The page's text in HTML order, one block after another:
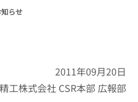
らせ
2011年09月20日
工株式会社 CSR本部 広報部